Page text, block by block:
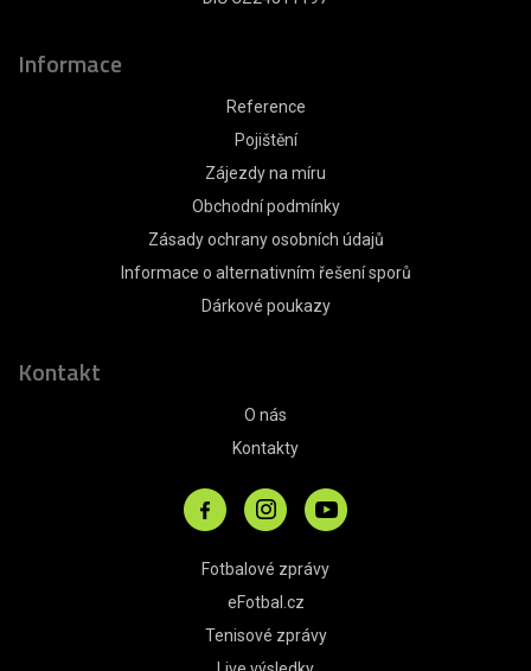
Informace
Reference
Pojištění
Zájezdy na míru
Obchodní podmínky
Zásady ochrany osobních údajů
Informace o alternativním řešení sporů
Dárkové poukazy
Kontakt
O nás
Kontakty
Fotbalové zprávy
eFotbal.cz
Tenisové zprávy